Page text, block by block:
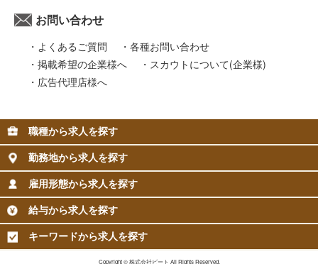
お問い合わせ
よくあるご質問
各種お問い合わせ
掲載希望の企業様へ
スカウトについて(企業様)
広告代理店様へ
職種から求人を探す
勤務地から求人を探す
雇用形態から求人を探す
給与から求人を探す
キーワードから求人を探す
Copyright © 株式会社ビート All Rights Reserved.